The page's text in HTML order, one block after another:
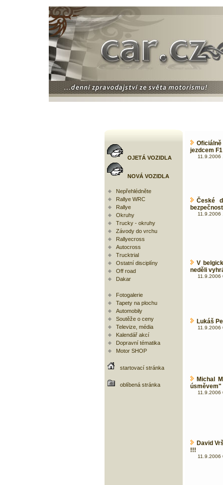
OJETÁ VOZIDLA
NOVÁ VOZIDLA
Nepřehlédněte
Rallye WRC
Rallye
Okruhy
Trucky - okruhy
Závody do vrchu
Rallyecross
Autocross
Trucktrial
Ostatní disciplíny
Off road
Dakar
Fotogalerie
Tapety na plochu
Automobily
Soutěže o ceny
Televize, média
Kalendář akcí
Dopravní tématika
Motor SHOP
startovací stránka
oblíbená stránka
jezdcem
11.9.2006
České
11.9.2006
V
neděli
11.9.2006
Lukáš
11.9.2006
Michal
úsměvem"
11.9.2006
David
!!!
11.9.2006